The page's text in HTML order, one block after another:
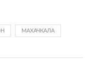
МАХАЧКАЛА